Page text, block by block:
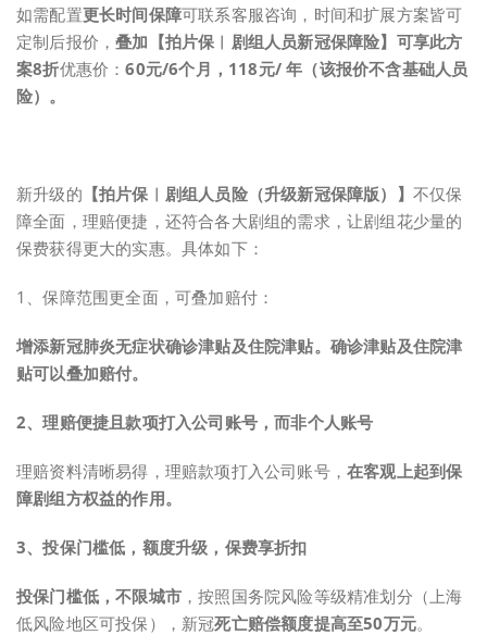
如需配置更长时间保障可联系客服咨询，时间和扩展方案皆可
定制后报价，叠加【拍片保︱剧组人员新冠保障险】可享此方
案8折优惠价：60元/6个月，118元/ 年（该报价不含基础人员
险）。
新升级的 【拍片保︱剧组人员险（升级新冠保障版）】 不仅保
障全面，理赔便捷，还符合各大剧组的需求，让剧组花少量的
保费获得更大的实惠。具体如下：
1、保障范围更全面，可叠加赔付：
增添新冠肺炎无症状确诊津贴及住院津贴。 确诊津贴及住院津
贴可以叠加赔付。
2、理赔便捷且款项打入公司账号，而非个人账号
理赔资料清晰易得，理赔款项打入公司账号， 在客观上起到保
障剧组方权益的作用。
3、投保门槛低，额度升级，保费享折扣
投保门槛低，不限城市 ，按照国务院风险等级精准划分（上海
低风险地区可投保），新冠死亡赔偿额度提高至50万元。